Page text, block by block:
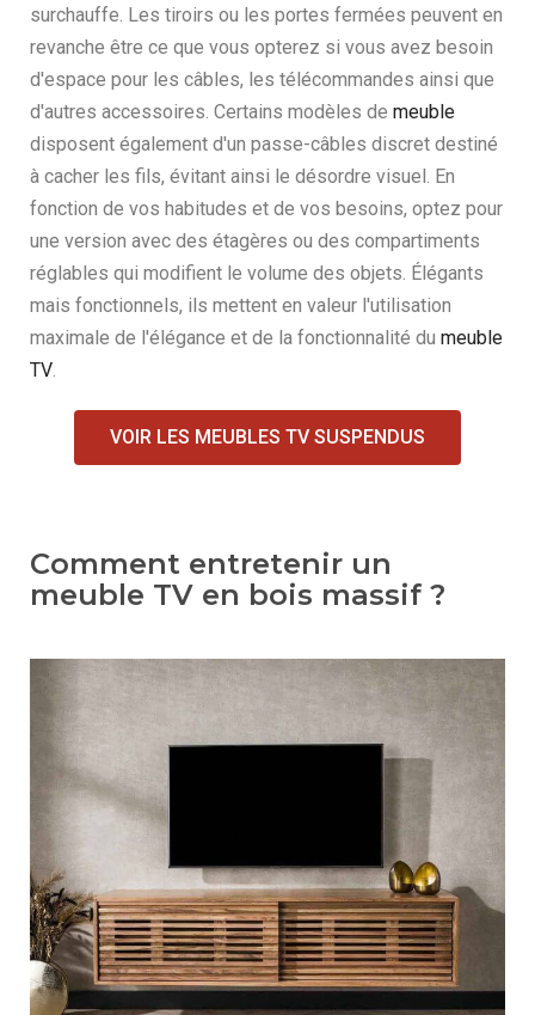
surchauffe. Les tiroirs ou les portes fermées peuvent en
revanche être ce que vous opterez si vous avez besoin
d'espace pour les câbles, les télécommandes ainsi que
d'autres accessoires. Certains modèles de meuble
disposent également d'un passe-câbles discret destiné
à cacher les fils, évitant ainsi le désordre visuel. En
fonction de vos habitudes et de vos besoins, optez pour
une version avec des étagères ou des compartiments
réglables qui modifient le volume des objets. Élégants
mais fonctionnels, ils mettent en valeur l'utilisation
maximale de l'élégance et de la fonctionnalité du meuble
TV.
VOIR LES MEUBLES TV SUSPENDUS
Comment entretenir un
meuble TV en bois massif ?